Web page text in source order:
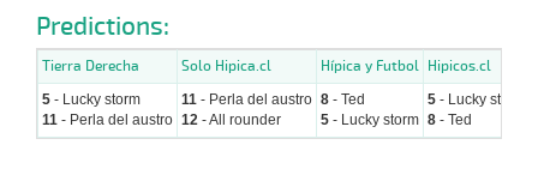
Predictions:
Tierra Derecha Solo Hipica.cl Hípica y Futbol Hipicos.cl
5 - Lucky storm
11 - Perla del austro
11 - Perla del austro
12 - All rounder
8 - Ted
5 - Lucky storm
5 - Lucky storm
8 - Ted